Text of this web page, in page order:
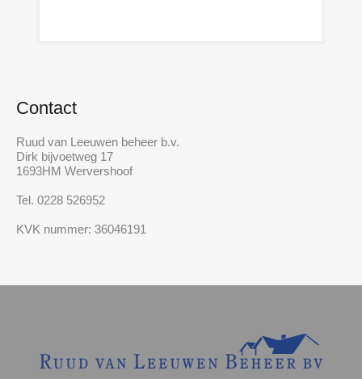
Contact
Ruud van Leeuwen beheer b.v.
Dirk bijvoetweg 17
1693HM Wervershoof
Tel. 0228 526952
KVK nummer: 36046191